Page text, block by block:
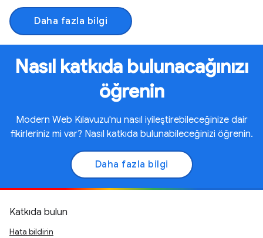
Daha fazla bilgi
Nasıl katkıda bulunacağınızı
öğrenin
Modern Web Kılavuzu'nu nasıl iyileştirebileceğinize dair
fikirleriniz mi var? Nasıl katkıda bulunabileceğinizi öğrenin.
Daha fazla bilgi
Katkıda bulun
Hata bildirin